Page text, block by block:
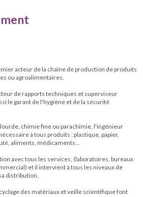
acteur de la chaîne de production de produits
ou agroalimentaires.
de rapports techniques et superviseur
le garant de l'hygiène et de la sécurité
chimie fine ou parachimie, l'ingénieur
à tous produits : plastique, papier,
aliments, médicaments...
avec tous les services, (laboratoires, bureaux
et il intervient à tous les niveaux de
distribution.
des matériaux et veille scientifique font